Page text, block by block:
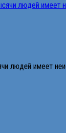
людей имеет